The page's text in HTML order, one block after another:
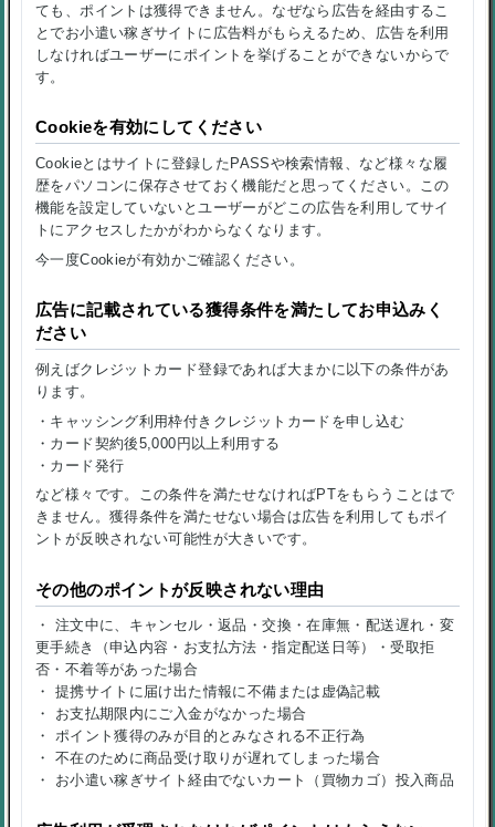
ても、ポイントは獲得できません。なぜなら広告を経由するこ
とでお小遣い稼ぎサイトに広告料がもらえるため、広告を利用
しなければユーザーにポイントを挙げることができないからで
す。
Cookieを有効にしてください
Cookieとはサイトに登録したPASSや検索情報、など様々な履
歴をパソコンに保存させておく機能だと思ってください。この
機能を設定していないとユーザーがどこの広告を利用してサイ
トにアクセスしたかがわからなくなります。
今一度Cookieが有効かご確認ください。
広告に記載されている獲得条件を満たしてお申込みく
ださい
例えばクレジットカード登録であれば大まかに以下の条件があ
ります。
・キャッシング利用枠付きクレジットカードを申し込む
・カード契約後5,000円以上利用する
・カード発行
など様々です。この条件を満たせなければPTをもらうことはで
きません。獲得条件を満たせない場合は広告を利用してもポイ
ントが反映されない可能性が大きいです。
その他のポイントが反映されない理由
・ 注文中に、キャンセル・返品・交換・在庫無・配送遅れ・変
更手続き（申込内容・お支払方法・指定配送日等）・受取拒
否・不着等があった場合
・ 提携サイトに届け出た情報に不備または虚偽記載
・ お支払期限内にご入金がなかった場合
・ ポイント獲得のみが目的とみなされる不正行為
・ 不在のために商品受け取りが遅れてしまった場合
・ お小遣い稼ぎサイト経由でないカート（買物カゴ）投入商品